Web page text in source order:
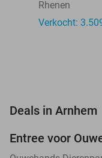
Rhenen
Verkocht:
Deals in Arnhem
Entree voor